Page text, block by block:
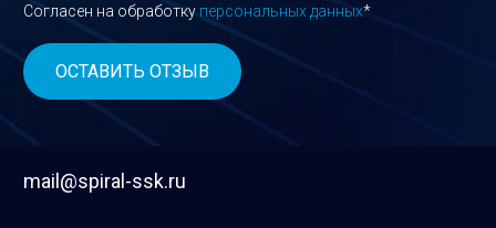
Согласен на обработку персональных данных*
mail@spiral-ssk.ru